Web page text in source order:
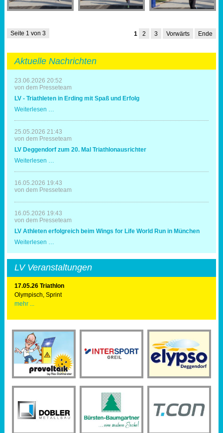
Seite 1 von 3 1 2 3 Vorwärts Ende
Aktuelle Nachrichten
23.06.2026 20:52
von dem Presseteam
LV - Triathleten in Erding mit Spaß und Erfolg
Weiterlesen …
Triathleten
in
Erding
Spaß
Erfolg
25.05.2026 21:43
von dem Presseteam
LV Deggendorf zum 20. Mal Triathlonausrichter
Weiterlesen …
zum
20.
Mal
16.05.2026 19:43
von dem Presseteam
16.05.2026 19:43
von dem Presseteam
LV Athleten erfolgreich beim Wings for Life World Run in München
Weiterlesen …
erfolgreich
beim
Wings
for
Life
World
Run
LV Veranstaltungen
17.05.26 Triathlon
Olympisch, Sprint
mehr ...